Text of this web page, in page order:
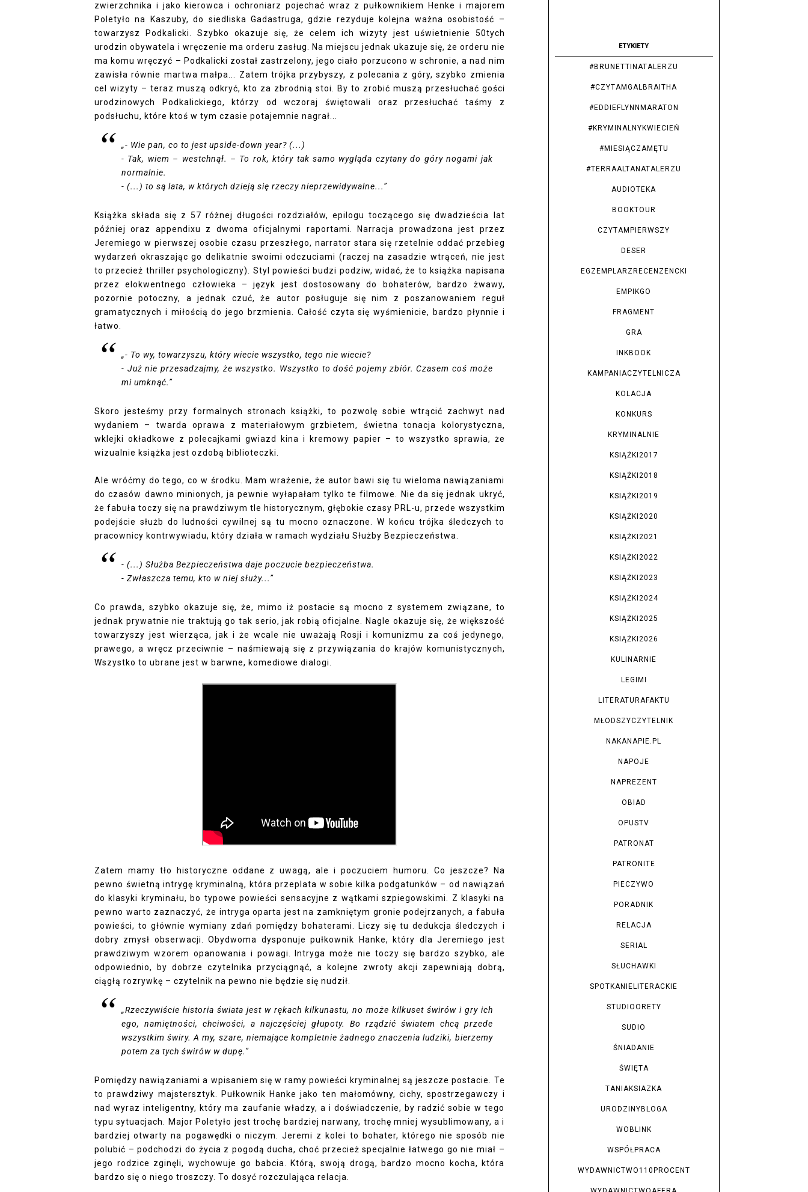
zwierzchnika i jako kierowca i ochroniarz pojechać wraz z pułkownikiem Henke i majorem
Poletyło na Kaszuby, do siedliska Gadastruga, gdzie rezyduje kolejna ważna osobistość –
towarzysz Podkalicki. Szybko okazuje się, że celem ich wizyty jest uświetnienie 50tych
urodzin obywatela i wręczenie ma orderu zasług. Na miejscu jednak ukazuje się, że orderu nie
ma komu wręczyć – Podkalicki został zastrzelony, jego ciało porzucono w schronie, a nad nim
zawisła równie martwa małpa... Zatem trójka przybyszy, z polecania z góry, szybko zmienia
cel wizyty – teraz muszą odkryć, kto za zbrodnią stoi. By to zrobić muszą przesłuchać gości
urodzinowych Podkalickiego, którzy od wczoraj świętowali oraz przesłuchać taśmy z
podsłuchu, które ktoś w tym czasie potajemnie nagrał...
„- Wie pan, co to jest upside-down year? (...)
- Tak, wiem – westchnął. – To rok, który tak samo wygląda czytany do góry nogami jak
normalnie.
- (...) to są lata, w których dzieją się rzeczy nieprzewidywalne...”
Książka składa się z 57 różnej długości rozdziałów, epilogu toczącego się dwadzieścia lat
później oraz appendixu z dwoma oficjalnymi raportami. Narracja prowadzona jest przez
Jeremiego w pierwszej osobie czasu przeszłego, narrator stara się rzetelnie oddać przebieg
wydarzeń okraszając go delikatnie swoimi odczuciami (raczej na zasadzie wtrąceń, nie jest
to przecież thriller psychologiczny). Styl powieści budzi podziw, widać, że to książka napisana
przez elokwentnego człowieka – język jest dostosowany do bohaterów, bardzo żwawy,
pozornie potoczny, a jednak czuć, że autor posługuje się nim z poszanowaniem reguł
gramatycznych i miłością do jego brzmienia. Całość czyta się wyśmienicie, bardzo płynnie i
łatwo.
„- To wy, towarzyszu, który wiecie wszystko, tego nie wiecie?
- Już nie przesadzajmy, że wszystko. Wszystko to dość pojemy zbiór. Czasem coś może
mi umknąć.”
Skoro jesteśmy przy formalnych stronach książki, to pozwolę sobie wtrącić zachwyt nad
wydaniem – twarda oprawa z materiałowym grzbietem, świetna tonacja kolorystyczna,
wklejki okładkowe z polecajkami gwiazd kina i kremowy papier – to wszystko sprawia, że
wizualnie książka jest ozdobą biblioteczki.
Ale wróćmy do tego, co w środku. Mam wrażenie, że autor bawi się tu wieloma nawiązaniami
do czasów dawno minionych, ja pewnie wyłapałam tylko te filmowe. Nie da się jednak ukryć,
że fabuła toczy się na prawdziwym tle historycznym, głębokie czasy PRL-u, przede wszystkim
podejście służb do ludności cywilnej są tu mocno oznaczone. W końcu trójka śledczych to
pracownicy kontrwywiadu, który działa w ramach wydziału Służby Bezpieczeństwa.
- (...) Służba Bezpieczeństwa daje poczucie bezpieczeństwa.
- Zwłaszcza temu, kto w niej służy...”
Co prawda, szybko okazuje się, że, mimo iż postacie są mocno z systemem związane, to
jednak prywatnie nie traktują go tak serio, jak robią oficjalne. Nagle okazuje się, że większość
towarzyszy jest wierząca, jak i że wcale nie uważają Rosji i komunizmu za coś jedynego,
prawego, a wręcz przeciwnie – naśmiewają się z przywiązania do krajów komunistycznych,
Wszystko to ubrane jest w barwne, komediowe dialogi.
Zatem mamy tło historyczne oddane z uwagą, ale i poczuciem humoru. Co jeszcze? Na
pewno świetną intrygę kryminalną, która przeplata w sobie kilka podgatunków – od nawiązań
do klasyki kryminału, bo typowe powieści sensacyjne z wątkami szpiegowskimi. Z klasyki na
pewno warto zaznaczyć, że intryga oparta jest na zamkniętym gronie podejrzanych, a fabuła
powieści, to głównie wymiany zdań pomiędzy bohaterami. Liczy się tu dedukcja śledczych i
dobry zmysł obserwacji. Obydwoma dysponuje pułkownik Hanke, który dla Jeremiego jest
prawdziwym wzorem opanowania i powagi. Intryga może nie toczy się bardzo szybko, ale
odpowiednio, by dobrze czytelnika przyciągnąć, a kolejne zwroty akcji zapewniają dobrą,
ciągłą rozrywkę – czytelnik na pewno nie będzie się nudził.
„Rzeczywiście historia świata jest w rękach kilkunastu, no może kilkuset świrów i gry ich
ego, namiętności, chciwości, a najczęściej głupoty. Bo rządzić światem chcą przede
wszystkim świry. A my, szare, niemające kompletnie żadnego znaczenia ludziki, bierzemy
potem za tych świrów w dupę.”
Pomiędzy nawiązaniami a wpisaniem się w ramy powieści kryminalnej są jeszcze postacie. Te
to prawdziwy majstersztyk. Pułkownik Hanke jako ten małomówny, cichy, spostrzegawczy i
nad wyraz inteligentny, który ma zaufanie władzy, a i doświadczenie, by radzić sobie w tego
typu sytuacjach. Major Poletyło jest trochę bardziej narwany, trochę mniej wysublimowany, a i
bardziej otwarty na pogawędki o niczym. Jeremi z kolei to bohater, którego nie sposób nie
polubić – podchodzi do życia z pogodą ducha, choć przecież specjalnie łatwego go nie miał –
jego rodzice zginęli, wychowuje go babcia. Którą, swoją drogą, bardzo mocno kocha, która
bardzo się o niego troszczy. To dosyć rozczulająca relacja.
ETYKIETY
#BRUNETTINATALERZU
#CZYTAMGALBRAITHA
#EDDIEFLYNNMARATON
#KRYMINALNYKWIECIEŃ
#MIESIĄCZAMĘTU
#TERRAALTANATALERZU
AUDIOTEKA
BOOKTOUR
CZYTAMPIERWSZY
DESER
EGZEMPLARZRECENZENCKI
EMPIKGO
FRAGMENT
GRA
INKBOOK
KAMPANIACZYTELNICZA
KOLACJA
KONKURS
KRYMINALNIE
KSIĄŻKI2017
KSIĄŻKI2018
KSIĄŻKI2019
KSIĄŻKI2020
KSIĄŻKI2021
KSIĄŻKI2022
KSIĄŻKI2023
KSIĄŻKI2024
KSIĄŻKI2025
KSIĄŻKI2026
KULINARNIE
LEGIMI
LITERATURAFAKTU
MŁODSZYCZYTELNIK
NAKANAPIE.PL
NAPOJE
NAPREZENT
OBIAD
OPUSTV
PATRONAT
PATRONITE
PIECZYWO
PORADNIK
RELACJA
SERIAL
SŁUCHAWKI
SPOTKANIELITERACKIE
STUDIOORETY
SUDIO
ŚNIADANIE
ŚWIĘTA
TANIAKSIAZKA
URODZINYBLOGA
WOBLINK
WSPÓŁPRACA
WYDAWNICTWO110PROCENT